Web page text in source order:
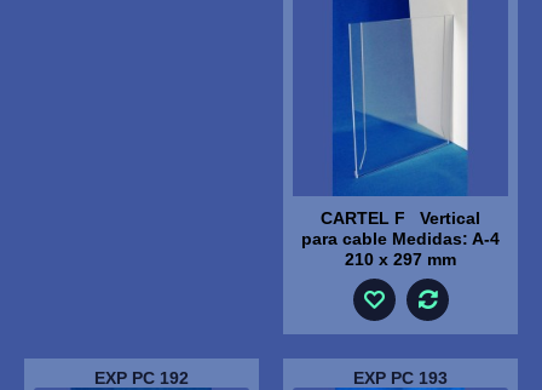
CARTEL F Vertical
para cable Medidas: A-4
210 x 297 mm
EXP PC 192 EXP PC 193